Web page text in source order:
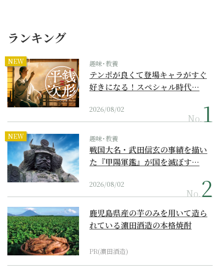
ランキング
NEW 趣味･教養
テンポが良くて登場キャラがすぐ
好きになる！スペシャル時代…
2026/08/02
No.
NEW 趣味･教養
戦国大名・武田信玄の事績を描い
た『甲陽軍鑑』が国を滅ぼす…
2026/08/02
No.
鹿児島県産の芋のみを用いて造ら
れている濵田酒造の本格焼酎
PR(濵田酒造)